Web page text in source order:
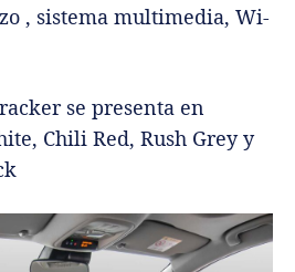
, sistema multimedia, Wi-
se presenta en
Chili Red, Rush Grey y